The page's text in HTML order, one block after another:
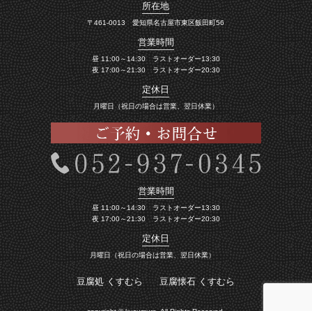
所在地
〒461-0013 愛知県名古屋市東区飯田町56
営業時間
昼 11:00～14:30 ラストオーダー13:30
夜 17:00～21:30 ラストオーダー20:30
定休日
月曜日（祝日の場合は営業、翌日休業）
営業時間
昼 11:00～14:30 ラストオーダー13:30
夜 17:00～21:30 ラストオーダー20:30
定休日
月曜日（祝日の場合は営業、翌日休業）
豆腐処 くすむら 豆腐懐石 くすむら